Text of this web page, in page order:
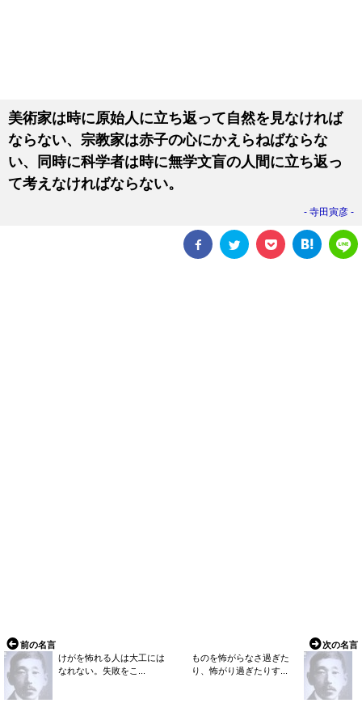
美術家は時に原始人に立ち返って自然を見なければ
ならない、宗教家は赤子の心にかえらねばならな
い、同時に科学者は時に無学文盲の人間に立ち返っ
て考えなければならない。
寺田寅彦
前の名言
けがを怖れる人は大工には
なれない。失敗をこ...
次の名言
ものを怖がらなさ過ぎた
り、怖がり過ぎたりす...